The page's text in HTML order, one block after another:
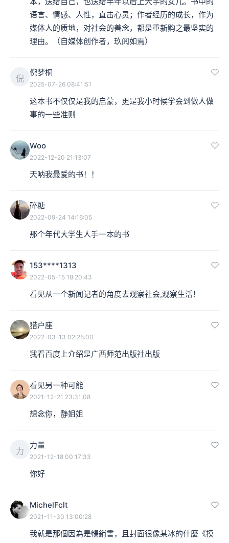
语言、情感、人性，直击心灵；作者经历的成长，作为
媒体人的质地，对社会的善念，都是重新购之最坚实的
理由。（自媒体创作者，玖阅如焉）
倪
倪梦桐
2025-07-26 08:41:51
这本书不仅仅是我的启蒙，更是我小时候学会到做人做
事的一些准则
Woo
2022-12-20 21:13:07
天呐我最爱的书！！
碎糖
2022-09-24 14:16:05
那个年代大学生人手一本的书
153****1313
2022-05-15 18:20:43
看见从一个新闻记者的角度去观察社会,观察生活！
猎户座
2022-03-13 02:25:00
我看百度上介绍是广西师范出版社出版
看见另一种可能
2021-12-21 23:31:08
想念你，静姐姐
力
力量
2021-12-18 00:17:33
你好
MichelFclt
2021-11-30 13:00:28
我就是那個因為是暢銷書，且封面很像某冰的什麼《摸